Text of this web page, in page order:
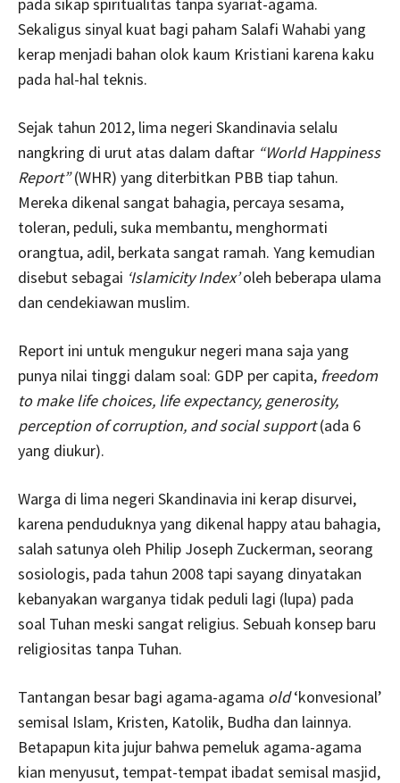
Sekaligus sinyal kuat bagi paham Salafi Wahabi yang
kerap menjadi bahan olok kaum Kristiani karena kaku
pada hal-hal teknis.
Sejak tahun 2012, lima negeri Skandinavia selalu
nangkring di urut atas dalam daftar “World Happiness
Report”(WHR) yang diterbitkan PBB tiap tahun.
Mereka dikenal sangat bahagia, percaya sesama,
toleran, peduli, suka membantu, menghormati
orangtua, adil, berkata sangat ramah. Yang kemudian
disebut sebagai ‘Islamicity Index’oleh beberapa ulama
dan cendekiawan muslim.
Report ini untuk mengukur negeri mana saja yang
punya nilai tinggi dalam soal: GDP per capita, freedom
to make life choices, life expectancy, generosity,
perception of corruption, and social support(ada 6
yang diukur).
Warga di lima negeri Skandinavia ini kerap disurvei,
karena penduduknya yang dikenal happy atau bahagia,
salah satunya oleh Philip Joseph Zuckerman, seorang
sosiologis, pada tahun 2008 tapi sayang dinyatakan
kebanyakan warganya tidak peduli lagi (lupa) pada
soal Tuhan meski sangat religius. Sebuah konsep baru
religiositas tanpa Tuhan.
Tantangan besar bagi agama-agama old‘konvesional’
semisal Islam, Kristen, Katolik, Budha dan lainnya.
Betapapun kita jujur bahwa pemeluk agama-agama
kian menyusut, tempat-tempat ibadat semisal masjid,